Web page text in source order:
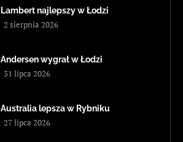
Lambert najlepszy w Łodzi
2 sierpnia 2026
Andersen wygrał w Łodzi
31 lipca 2026
Australia lepsza w Rybniku
27 lipca 2026